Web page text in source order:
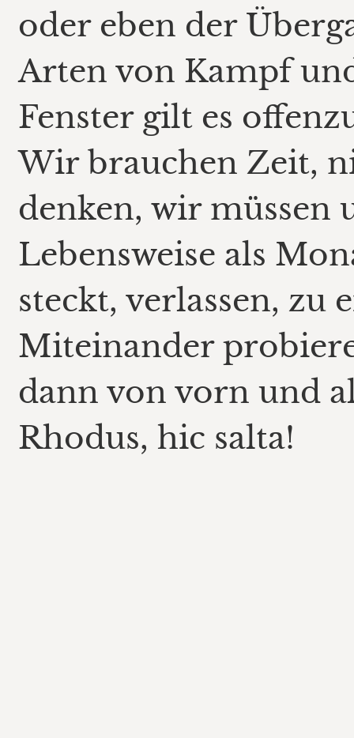
oder eben der
Arten von Kampf
Fenster gilt es
Wir brauchen Zeit,
denken, wir müssen
Lebensweise als
steckt, verlassen, zu
Miteinander
dann von vorn und
Rhodus, hic salta!